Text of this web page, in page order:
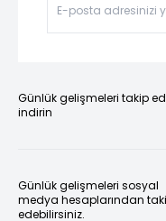
Günlük gelişmeleri takip
indirin
Günlük gelişmeleri sosyal
medya hesaplarından
edebilirsiniz.